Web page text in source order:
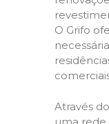
O Grifo
Através
uma rede